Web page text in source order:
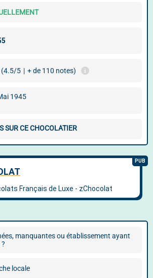
(4.5/5 | + de 110 notes)
1945
SUR CE CHOCOLATIER
manquantes ou établissement ayant
locale